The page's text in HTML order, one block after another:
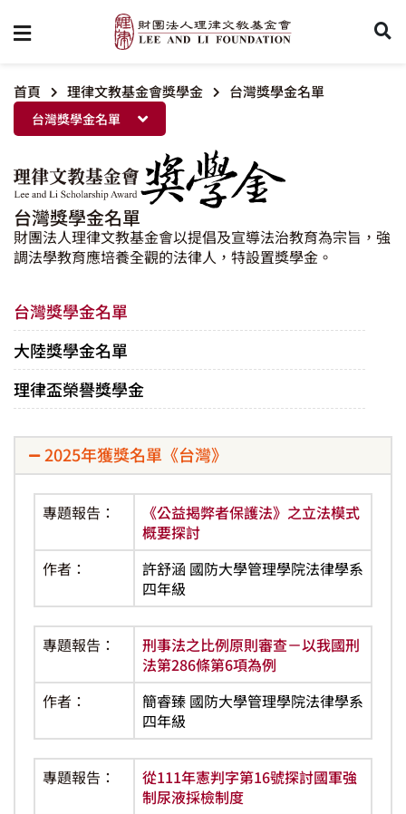
首頁 理律文教基金會獎學金 台灣獎學金名單
台灣獎學金名單
台灣獎學金名單
財團法人理律文教基金會以提倡及宣導法治教育為宗旨，強
調法學教育應培養全觀的法律人，特設置獎學金。
台灣獎學金名單
大陸獎學金名單
理律盃榮譽獎學金
2025年獲獎名單《台灣》
專題報告：
《公益揭弊者保護法》之立法模式
概要探討
作者：
許舒涵 國防大學管理學院法律學系
四年級
專題報告：
刑事法之比例原則審查－以我國刑
法第286條第6項為例
作者：
簡睿臻 國防大學管理學院法律學系
四年級
專題報告：
從111年憲判字第16號探討國軍強
制尿液採檢制度